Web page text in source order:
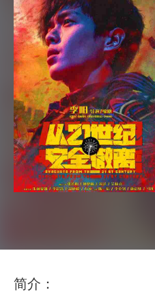
简介：